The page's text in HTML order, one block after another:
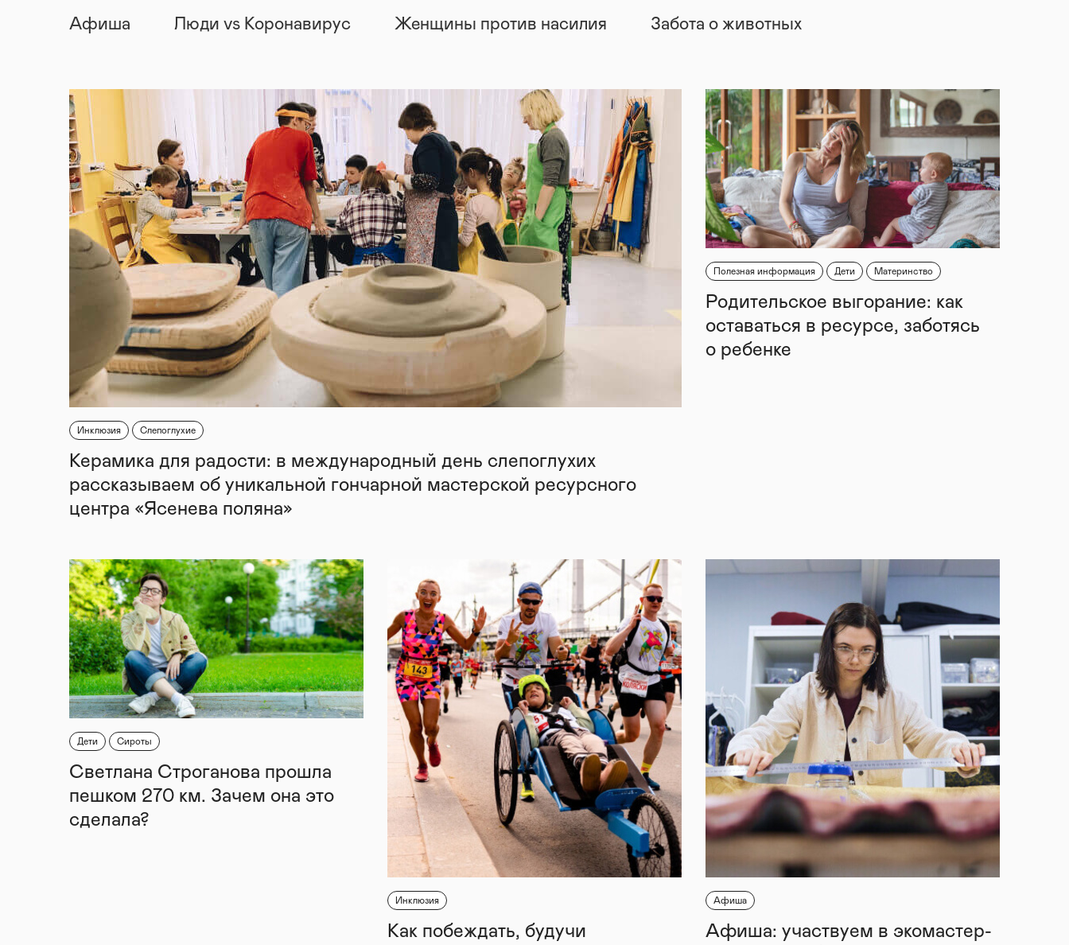
Афиша Люди vs Коронавирус Женщины против насилия Забота о животных
Инклюзия Слепоглухие
Керамика для радости: в международный день слепоглухих
рассказываем об уникальной гончарной мастерской ресурсного
центра «Ясенева поляна»
Полезная информация Дети Материнство
Родительское выгорание: как
оставаться в ресурсе, заботясь
о ребенке
Дети Сироты
Светлана Строганова прошла
пешком 270 км. Зачем она это
сделала?
Инклюзия
Как побеждать, будучи
Афиша
Афиша: участвуем в экомастер-